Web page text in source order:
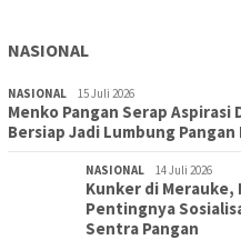
NASIONAL
NASIONAL 15 Juli 2026
Menko Pangan Serap Aspirasi
Bersiap Jadi Lumbung
NASIONAL 14 Juli 2026
Kunker di Merauke,
Pentingnya
Sentra Pangan